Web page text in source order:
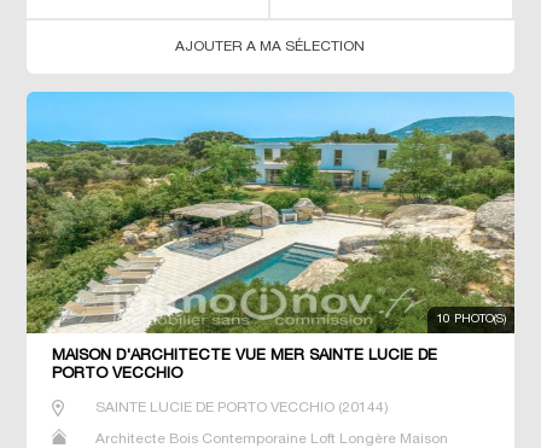
AJOUTER A MA SÉLECTION
10 PHOTO(S)
MAISON D'ARCHITECTE VUE MER SAINTE LUCIE DE
PORTO VECCHIO
SAINTE LUCIE DE PORTO VECCHIO(20144)
Architecte Bois Contemporaine Loft Longère Maison